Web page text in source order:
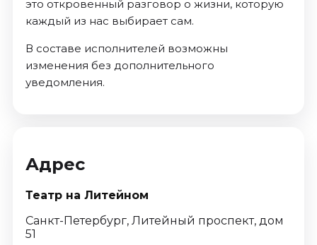
это откровенный разговор о жизни, которую
каждый из нас выбирает сам.
В составе исполнителей возможны
изменения без дополнительного
уведомления.
Адрес
Театр на Литейном
Санкт-Петербург, Литейный проспект, дом
51